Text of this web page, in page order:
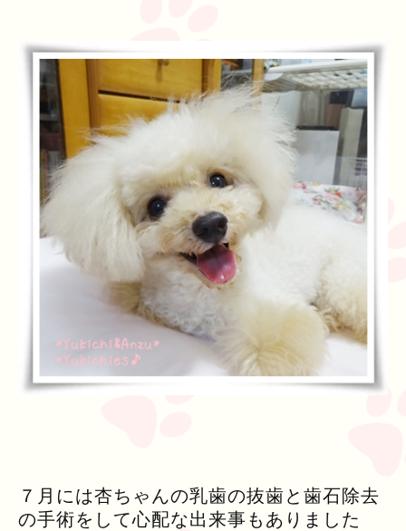
７月には杏ちゃんの乳歯の抜歯と歯石除去
の手術をして心配な出来事もありました